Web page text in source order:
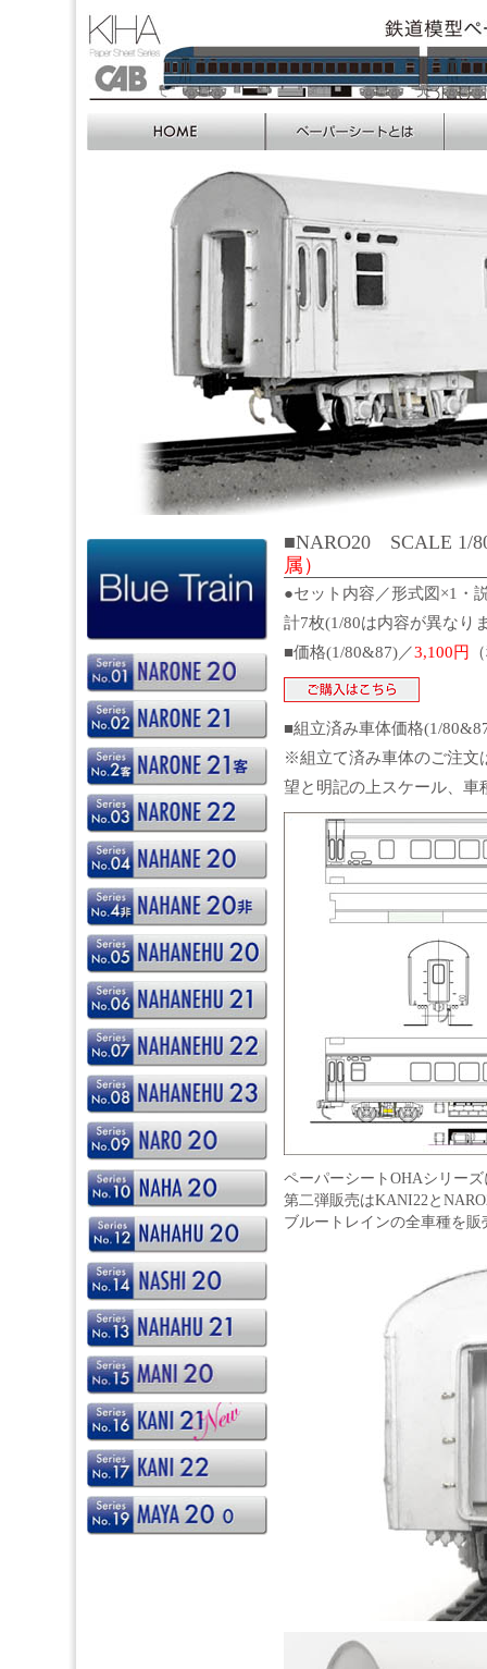
■NARO20 SCALE 1/
属）
●セット内容／形式図×1
計7枚(1/80は内容が異なり
■価格(1/80&87)／3,100円
■組立済み車体価格(1/
※組立て済み車体のご注文
望と明記の上スケール、車
ペーパーシートOHAシリー
第二弾販売はKANI22と
ブルートレインの全車種を